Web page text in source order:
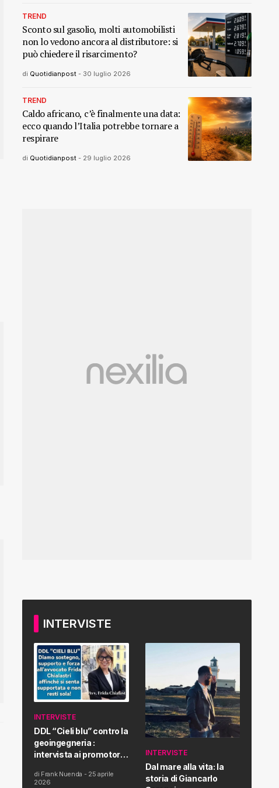
TREND
Sconto sul gasolio, molti automobilisti
non lo vedono ancora al distributore: si
può chiedere il risarcimento?
di Quotidianpost - 30 luglio 2026
TREND
Caldo africano, c’è finalmente una data:
ecco quando l’Italia potrebbe tornare a
respirare
di Quotidianpost - 29 luglio 2026
INTERVISTE
INTERVISTE
DDL “Cieli blu” contro la
geoingegneria :
intervista ai promotori
Proposta di Legge
di Frank Nuenda - 25 aprile
2026
INTERVISTE
Dal mare alla vita: la
storia di Giancarlo